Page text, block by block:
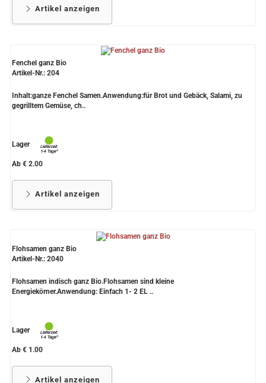
Artikel anzeigen
Fenchel ganz Bio
Artikel-Nr.: 204
Inhalt:ganze Fenchel Samen.Anwendung:für Brot und Gebäck, Salami, zu
gegrilltem Gemüse, ch..
Lager
Ab € 2.00
Artikel anzeigen
Flohsamen ganz Bio
Artikel-Nr.: 2040
Flohsamen indisch ganz Bio.Flohsamen sind kleine
Energiekörner.Anwendung: Einfach 1- 2 EL ..
Lager
Ab € 1.00
Artikel anzeigen